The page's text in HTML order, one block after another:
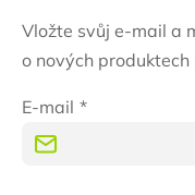
Vložte svůj e-mail a
o nových
E-mail